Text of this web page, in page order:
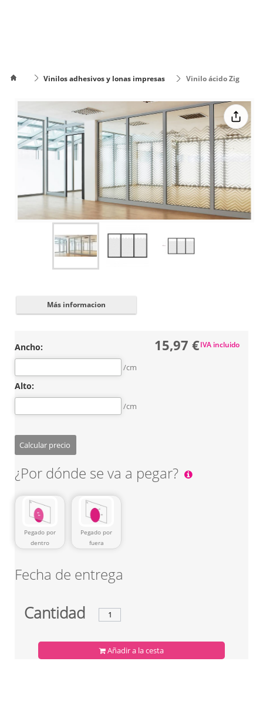
Vinilos adhesivos y lonas impresas
Vinilo ácido Zig
Cómo
poner el
texto en
varias
líneas
Cómo cambiar
de color el texto
Más informacion
Ancho:
/cm
Alto:
/cm
Calcular precio
¿Por dónde se va a pegar?
Pegado por
dentro
Pegado por
fuera
Fecha de entrega
Cantidad
15,97 €IVA incluido
Añadir a la cesta